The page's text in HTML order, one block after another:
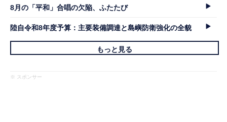
8月の「平和」合唱の欠陥、ふたたび
陸自令和8年度予算：主要装備調達と島嶼防衛強化の全貌
もっと見る
※ スポンサー